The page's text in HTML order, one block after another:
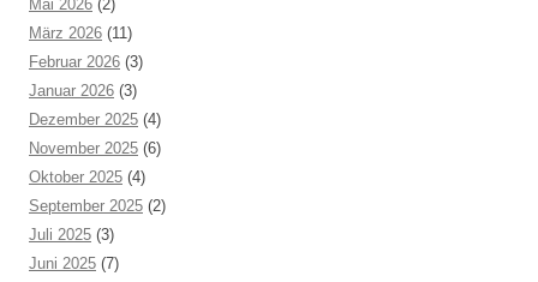
Mai 2026 (2)
März 2026 (11)
Februar 2026 (3)
Januar 2026 (3)
Dezember 2025 (4)
November 2025 (6)
Oktober 2025 (4)
September 2025 (2)
Juli 2025 (3)
Juni 2025 (7)